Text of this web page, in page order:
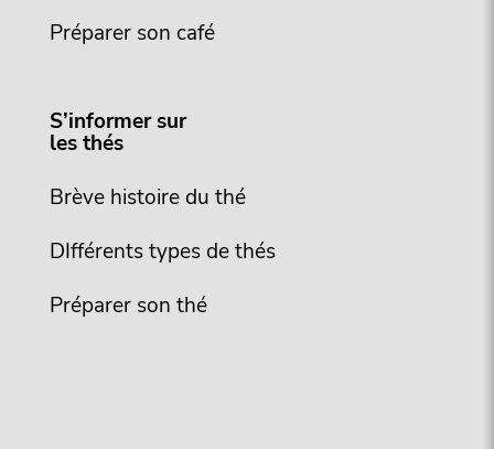
Préparer son café
S’informer sur
les thés
Brève histoire du thé
DIfférents types de thés
Préparer son thé